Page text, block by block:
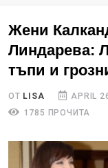
Жени
Линдарева:
тъпи и
ОТ LISA APRIL
1785 ПРОЧИТА